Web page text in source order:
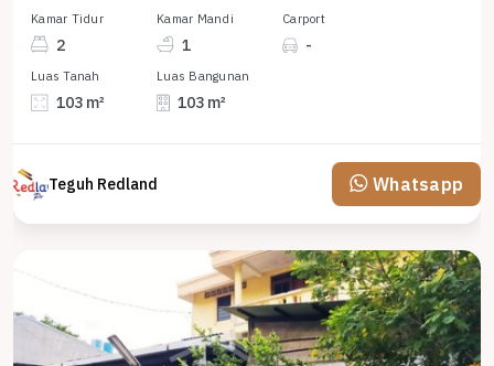
Kamar Tidur
2
Kamar Mandi
1
Carport
-
Luas Tanah
103 m²
Luas Bangunan
103 m²
Teguh Redland Whatsapp